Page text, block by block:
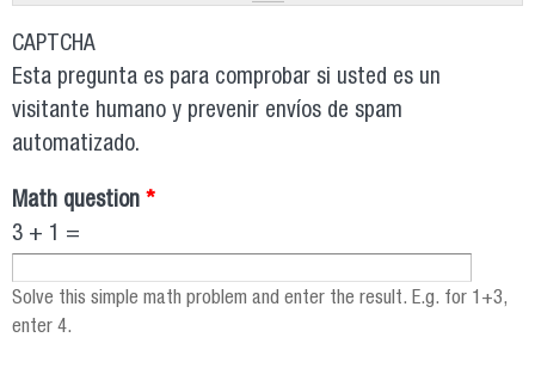
CAPTCHA
Esta pregunta es para comprobar si usted es un
visitante humano y prevenir envíos de spam
automatizado.
Math question *
3 + 1 =
Solve this simple math problem and enter the result. E.g. for 1+3,
enter 4.